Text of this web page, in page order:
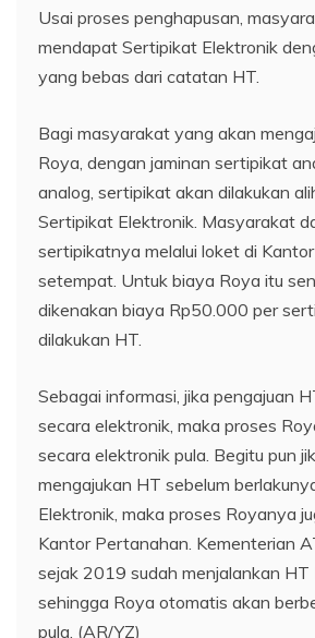
Usai proses penghapusan,
mendapat Sertipikat Elektronik
yang bebas dari catatan HT.
Bagi masyarakat yang akan
Roya, dengan jaminan sertipikat
analog, sertipikat akan dilakukan
Sertipikat Elektronik. Masyarakat
sertipikatnya melalui loket di
setempat. Untuk biaya Roya itu
dikenakan biaya Rp50.000 per
dilakukan HT.
Sebagai informasi, jika pengajuan
secara elektronik, maka proses
secara elektronik pula. Begitu pun
mengajukan HT sebelum
Elektronik, maka proses Royanya
Kantor Pertanahan. Kementerian
sejak 2019 sudah menjalankan HT
sehingga Roya otomatis akan
pula. (AR/YZ)